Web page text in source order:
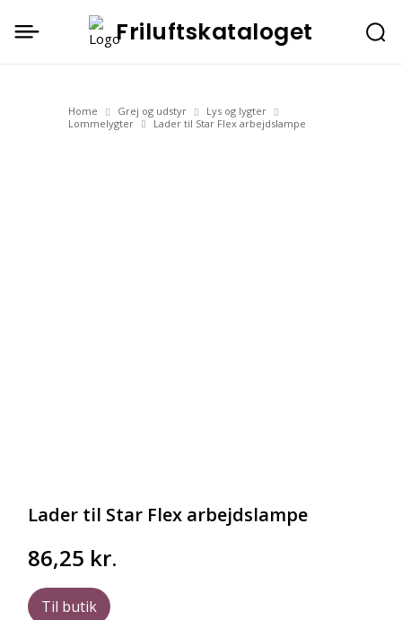
Friluftskataloget
Home Grej og udstyr
Lys og lygter
Lommelygter
Lader til Star Flex arbejdslampe
Lader til Star Flex arbejdslampe
86,25 kr.
Til butik